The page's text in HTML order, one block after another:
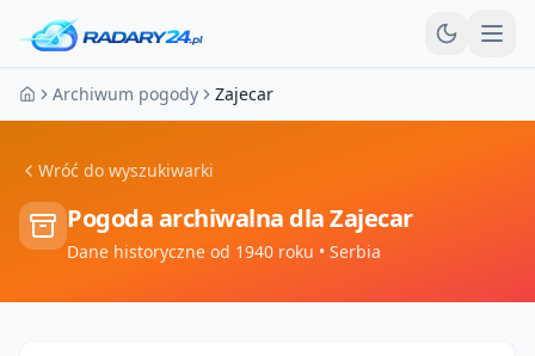
Strona główna
Archiwum pogody Zajecar
Wróć do wyszukiwarki
Pogoda archiwalna dlaZajecar
Dane historyczne od 1940 roku • Serbia